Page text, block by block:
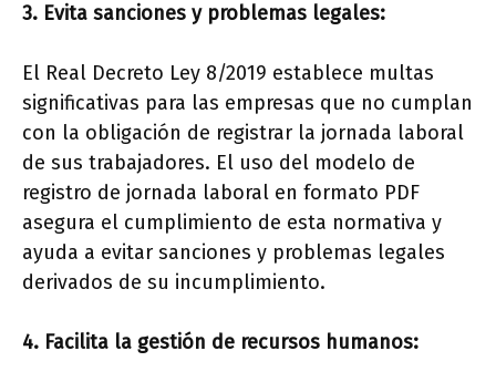
3. Evita sanciones y problemas legales:
El Real Decreto Ley 8/2019 establece multas
significativas para las empresas que no cumplan
con la obligación de registrar la jornada laboral
de sus trabajadores. El uso del modelo de
registro de jornada laboral en formato PDF
asegura el cumplimiento de esta normativa y
ayuda a evitar sanciones y problemas legales
derivados de su incumplimiento.
4. Facilita la gestión de recursos humanos: